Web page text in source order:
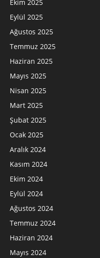
Ekim 2025
Eylül 2025
Ağustos 2025
Temmuz 2025
Haziran 2025
Mayıs 2025
Nisan 2025
Mart 2025
Şubat 2025
Ocak 2025
Aralık 2024
Kasım 2024
Ekim 2024
Eylül 2024
Ağustos 2024
Temmuz 2024
Haziran 2024
Mayıs 2024